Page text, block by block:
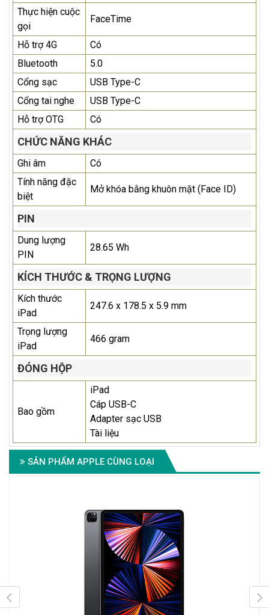
Thực hiện cuộc
gọi
FaceTime
Hỗ trợ 4G
Có
Bluetooth
5.0
Cổng sạc
USB Type-C
Cổng tai nghe
USB Type-C
Hỗ trợ OTG
Có
CHỨC NĂNG KHÁC
Ghi âm
Có
Tính năng đặc
biệt
Mở khóa bằng khuôn mặt (Face ID)
PIN
Dung lượng
PIN
28.65 Wh
KÍCH THƯỚC & TRỌNG LƯỢNG
Kích thước
iPad
247.6 x 178.5 x 5.9 mm
Trọng lượng
iPad
466 gram
ĐÓNG HỘP
Bao gồm
iPad
Cáp USB-C
Adapter sạc USB
Tài liệu
SẢN PHẨM APPLE CÙNG LOẠI